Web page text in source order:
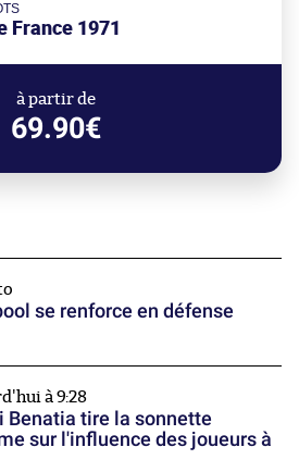
France 1971
à partir de
69.90€
se renforce en défense
à 9:28
Benatia tire la sonnette
sur l'influence des joueurs à